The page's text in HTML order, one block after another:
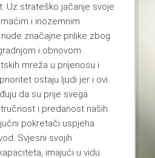
Uz strateško jačanje svoje
i inozemnim
značajne prilike zbog
i obnovom
mreža u prijenosu i
ostaju ljudi jer i ovi
da su prije svega
i predanost naših
pokretači uspjeha
Svjesni svojih
imajući u vidu